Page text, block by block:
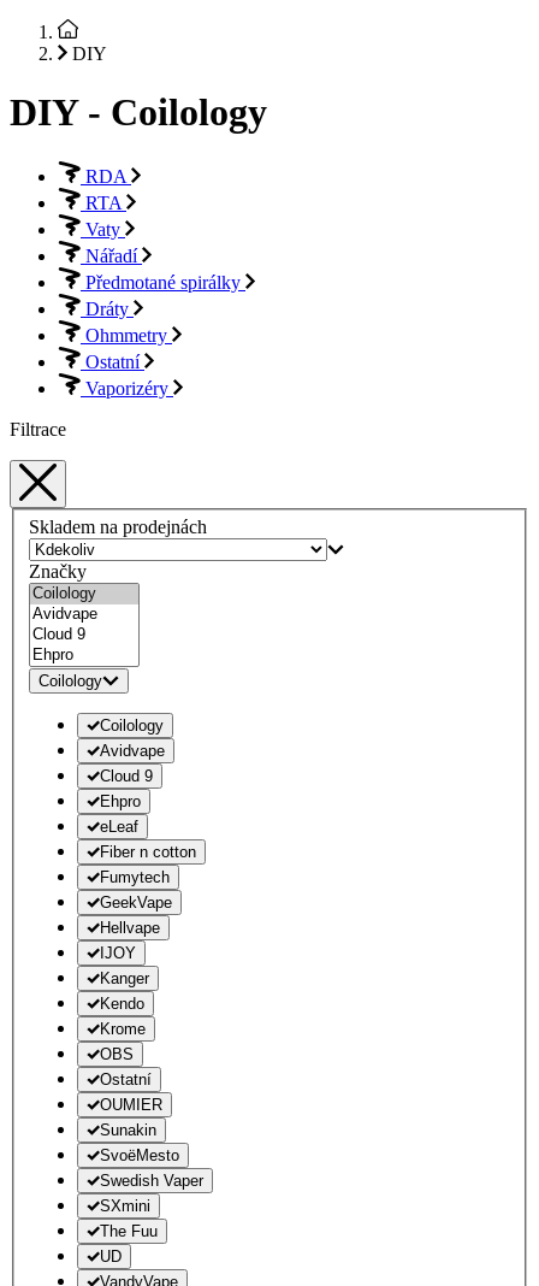
DIY
DIY - Coilology
RDA
RTA
Vaty
Nářadí
Předmotané spirálky
Dráty
Ohmmetry
Ostatní
Vaporizéry
Filtrace
Skladem na prodejnách
Značky
Coilology
Coilology
Avidvape
Cloud 9
Ehpro
eLeaf
Fiber n cotton
Fumytech
GeekVape
Hellvape
IJOY
Kanger
Kendo
Krome
OBS
Ostatní
OUMIER
Sunakin
SvoëMesto
Swedish Vaper
SXmini
The Fuu
UD
VandyVape